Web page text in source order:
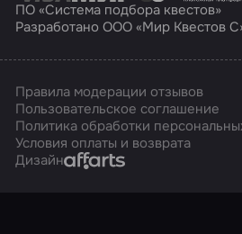
ПО «Система подбора квестов»
Разработано ООО «Мир Квестов
Правила модерации отзывов
Пользовательское соглашение
Политика обработки
Условия оплаты и возврата
ДизайнAffarts